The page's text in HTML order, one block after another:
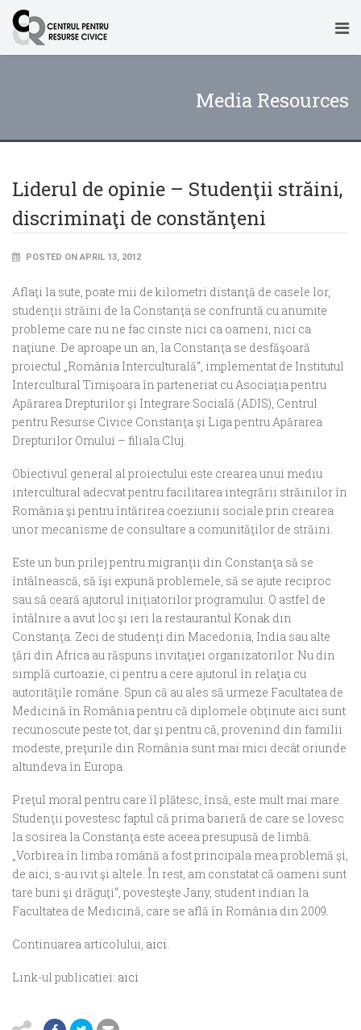
Media Resources
Liderul de opinie – Studenţii străini,
discriminaţi de constănţeni
POSTED ON APRIL 13, 2012
Aflaţi la sute, poate mii de kilometri distanţă de casele lor,
studenţii străini de la Constanţa se confruntă cu anumite
probleme care nu ne fac cinste nici ca oameni, nici ca
naţiune. De aproape un an, la Constanţa se desfăşoară
proiectul „România Interculturală“, implementat de Institutul
Intercultural Timişoara în parteneriat cu Asociaţia pentru
Apărarea Drepturilor şi Integrare Socială (ADIS), Centrul
pentru Resurse Civice Constanţa şi Liga pentru Apărarea
Drepturilor Omului – filiala Cluj.
Obiectivul general al proiectului este crearea unui mediu
intercultural adecvat pentru facilitarea integrării străinilor în
România şi pentru întărirea coeziunii sociale prin crearea
unor mecanisme de consultare a comunităţilor de străini.
Este un bun prilej pentru migranţii din Constanţa să se
întâlnească, să îşi expună problemele, să se ajute reciproc
sau să ceară ajutorul iniţiatorilor programului. O astfel de
întâlnire a avut loc şi ieri la restaurantul Konak din
Constanţa. Zeci de studenţi din Macedonia, India sau alte
ţări din Africa au răspuns invitaţiei organizatorilor. Nu din
simplă curtoazie, ci pentru a cere ajutorul în relaţia cu
autorităţile române. Spun că au ales să urmeze Facultatea de
Medicină în România pentru că diplomele obţinute aici sunt
recunoscute peste tot, dar şi pentru că, provenind din familii
modeste, preţurile din România sunt mai mici decât oriunde
altundeva în Europa.
Preţul moral pentru care îl plătesc, însă, este mult mai mare.
Studenţii povestesc faptul că prima barieră de care se lovesc
la sosirea la Constanţa este aceea presupusă de limbă.
„Vorbirea în limba română a fost principala mea problemă şi,
de aici, s-au ivit şi altele. În rest, am constatat că oameni sunt
tare buni şi drăguţi“, povesteşte Jany, student indian la
Facultatea de Medicină, care se află în România din 2009.
Continuarea articolului, aici.
Link-ul publicatiei: aici